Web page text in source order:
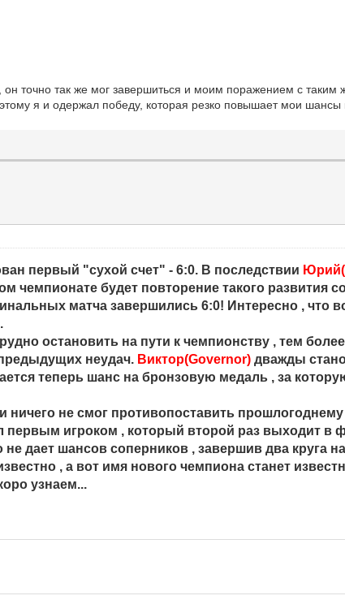
точно так же мог завершиться и моим поражением с
я и одержал победу, которая резко повышает мои шансы
первый "сухой счет" - 6:0. В последствии
чемпионате будет повторение такого развития
матча завершились 6:0! Интересно , что
остановить на пути к чемпионству , тем
неудач. Виктор(Governor) дважды
теперь шанс на бронзовую медаль , за
не смог противопоставить
первым игроком , который второй раз выходит в
не дает шансов соперников , завершив два круга
, а вот имя нового чемпиона станет
узнаем...